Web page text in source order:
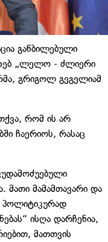
გაწბილებული
„ლელო - ძლიერი
გრიგოლ გეგელიამ
რომ ის არ
ჩაერიოს, რასაც
მათი მამამთავარი და
ისღა დარჩენია,
მათთვის